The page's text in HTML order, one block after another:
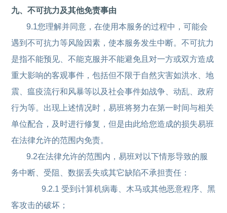
九、不可抗力及其他免责事由
9.1您理解并同意，在使用本服务的过程中，可能会
遇到不可抗力等风险因素，使本服务发生中断。不可抗力
是指不能预见、不能克服并不能避免且对一方或双方造成
重大影响的客观事件，包括但不限于自然灾害如洪水、地
震、瘟疫流行和风暴等以及社会事件如战争、动乱、政府
行为等。出现上述情况时，易班将努力在第一时间与相关
单位配合，及时进行修复，但是由此给您造成的损失易班
在法律允许的范围内免责。
9.2在法律允许的范围内，易班对以下情形导致的服
务中断、受阻、数据丢失或其它缺陷不承担责任：
9.2.1 受到计算机病毒、木马或其他恶意程序、黑
客攻击的破坏；